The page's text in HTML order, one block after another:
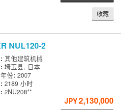
收藏
NUL120-2
:其他建筑机械
:埼玉县, 日本
份:2007
:2189 小时
:2NU208**
JPY2,130,000